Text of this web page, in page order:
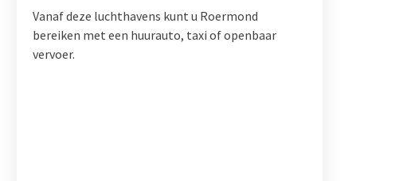
Vanaf deze luchthavens kunt u Roermond
bereiken met een huurauto, taxi of openbaar
vervoer.